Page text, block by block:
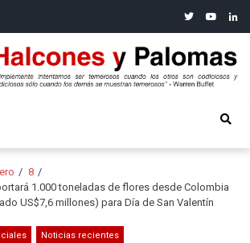
twitteryoutube
y Palomas
8
1.000 toneladas de flores desde Colombia
US$7,6 millones) para Día de San Valentín
Noticias recientes